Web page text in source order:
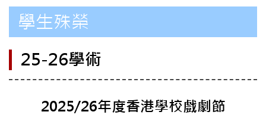
學生殊榮
25-26學術
2025/26年度香港學校戲劇節